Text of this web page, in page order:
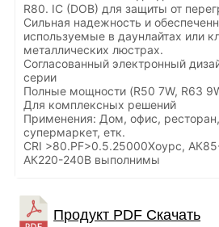
R80. IC (DOB) для защиты от
Сильная надежность и
используемые в даунлайтах или
металлических люстрах.
Согласованный электронный
серии
Полные мощности (R50 7W, R63
Для комплексных решений
Применения: Дом, офис, ресторан,
супермаркет, етк.
CRI >80.PF>0.5.25000Хоурс,
АК220-240В выполнимы